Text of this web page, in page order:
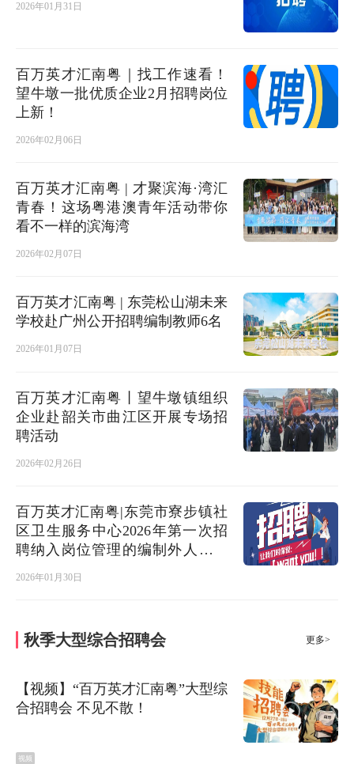
2026年01月31日
百万英才汇南粤｜找工作速看！
望牛墩一批优质企业2月招聘岗位
上新！
2026年02月06日
百万英才汇南粤 | 才聚滨海·湾汇
青春！这场粤港澳青年活动带你
看不一样的滨海湾
2026年02月07日
百万英才汇南粤 | 东莞松山湖未来
学校赴广州公开招聘编制教师6名
2026年01月07日
百万英才汇南粤丨望牛墩镇组织
企业赴韶关市曲江区开展专场招
聘活动
2026年02月26日
百万英才汇南粤|东莞市寮步镇社
区卫生服务中心2026年第一次招
聘纳入岗位管理的编制外人员公
2026年01月30日
秋季大型综合招聘会 更多>
【视频】“百万英才汇南粤”大型综
合招聘会 不见不散！
视频